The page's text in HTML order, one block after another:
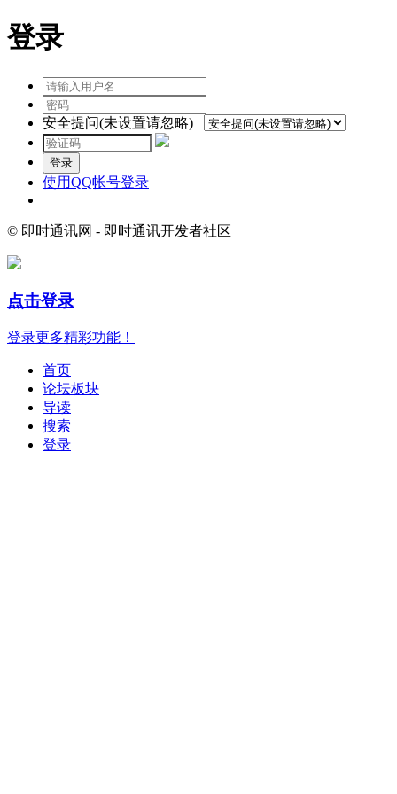
登录
安全提问(未设置请忽略)
登录
使用QQ帐号登录
© 即时通讯网 - 即时通讯开发者社区
点击登录
登录更多精彩功能！
首页
论坛板块
导读
搜索
登录